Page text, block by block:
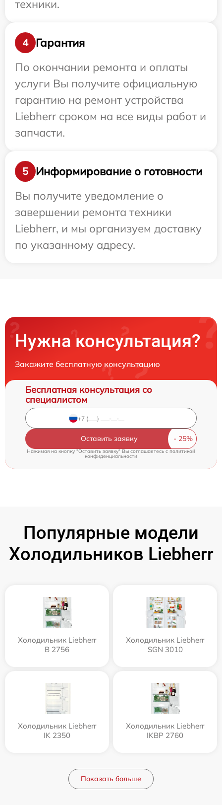
техники.
4
Гарантия
По окончании ремонта и оплаты
услуги Вы получите официальную
гарантию на ремонт устройства
Liebherr сроком на все виды работ и
запчасти.
5
Информирование о готовности
Вы получите уведомление о
завершении ремонта техники
Liebherr, и мы организуем доставку
по указанному адресу.
Нужна консультация?
Закажите бесплатную консультацию
Бесплатная консультация со
специалистом
Оставить заявку
Нажимая на кнопку "Оставить заявку" Вы соглашаетесь cполитикой
конфиденциальности
Популярные модели
Холодильников Liebherr
Холодильник Liebherr
B 2756
Холодильник Liebherr
SGN 3010
Холодильник Liebherr
IK 2350
Холодильник Liebherr
IKBP 2760
Показать больше